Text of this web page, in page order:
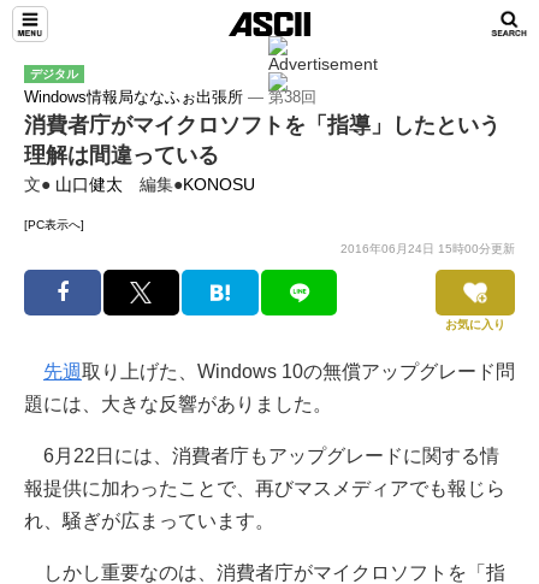
デジタル
Windows情報局ななふぉ出張所 ― 第38回
消費者庁がマイクロソフトを「指導」したという
理解は間違っている
文● 山口健太 編集●KONOSU
[PC表示へ]
2016年06月24日 15時00分更新
お気に入り
先週取り上げた、Windows 10の無償アップグレード問
題には、大きな反響がありました。
6月22日には、消費者庁もアップグレードに関する情
報提供に加わったことで、再びマスメディアでも報じら
れ、騒ぎが広まっています。
しかし重要なのは、消費者庁がマイクロソフトを「指